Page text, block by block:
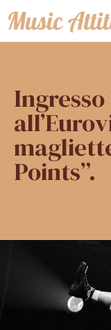
Vai
al
Points”.